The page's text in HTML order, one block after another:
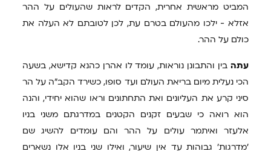
המביט מראשית אחרית, הקדים לראות שהעולים על ההר
אזלא - ילכו מהעולם בטרם עת, לכן לטובתם לא העלה את
כולם על ההר.
עתה בין והתבונן נוראות, עומד לו אהרן כהנא קדישא, בשעה
הכי נעלית מיום בריאת העולם ועד סופו, כשירד הקב"ה על הר
סיני קרע את העליונים ואת התחתונים וראו שהוא יחידי, והנה
הוא רואה כי שבעים זקנים הקטנים במדרגתם משני בניו
אלעזר ואיתמר עולים על ההר והם עומדים להשיג שם
'מדרגות' גבוהות עד אין שיעור, ואילו שני בניו אלו נשארים